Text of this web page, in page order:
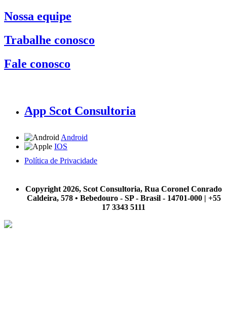
Nossa equipe
Trabalhe conosco
Fale conosco
App Scot Consultoria
Android
IOS
Política de Privacidade
Copyright 2026, Scot Consultoria, Rua Coronel Conrado
Caldeira, 578 • Bebedouro - SP - Brasil - 14701-000 | +55
17 3343 5111